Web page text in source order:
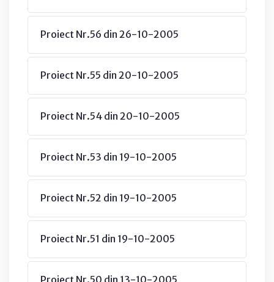
Proiect Nr.56 din 26-10-2005
Proiect Nr.55 din 20-10-2005
Proiect Nr.54 din 20-10-2005
Proiect Nr.53 din 19-10-2005
Proiect Nr.52 din 19-10-2005
Proiect Nr.51 din 19-10-2005
Proiect Nr.50 din 13-10-2005